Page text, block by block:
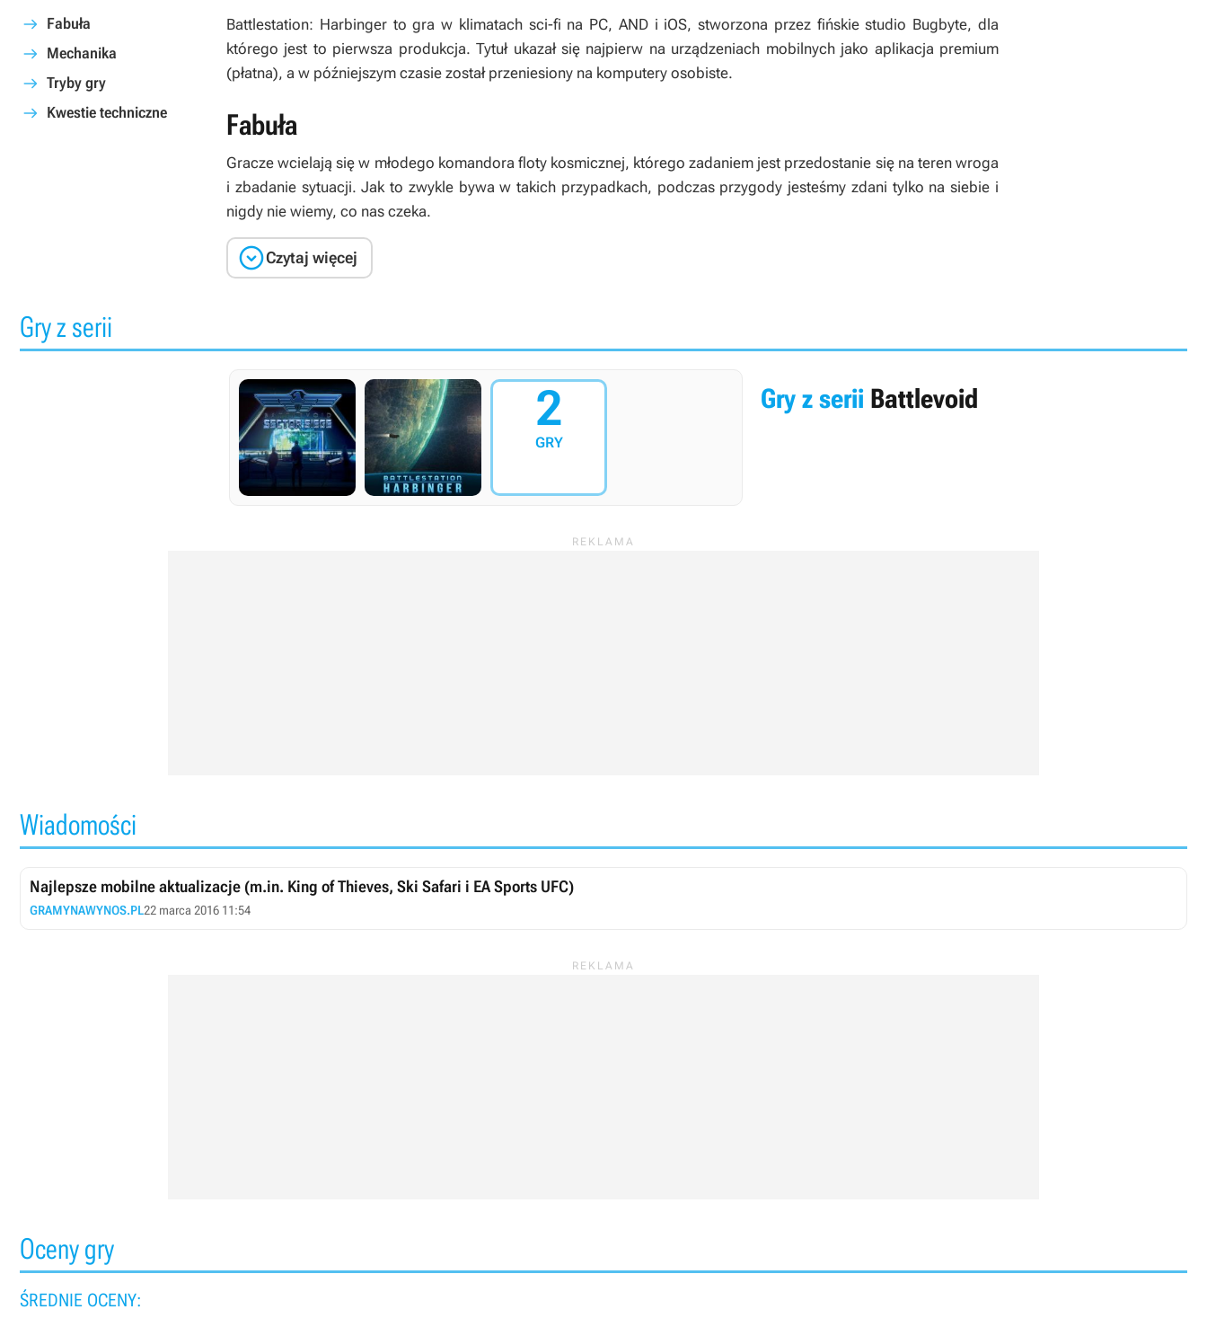
Fabuła
Mechanika
Tryby gry
Kwestie techniczne
Battlestation: Harbinger to gra w klimatach sci-fi na PC, AND i iOS, stworzona przez fińskie studio Bugbyte, dla
którego jest to pierwsza produkcja. Tytuł ukazał się najpierw na urządzeniach mobilnych jako aplikacja premium
(płatna), a w późniejszym czasie został przeniesiony na komputery osobiste.
Fabuła
Gracze wcielają się w młodego komandora floty kosmicznej, którego zadaniem jest przedostanie się na teren wroga
i zbadanie sytuacji. Jak to zwykle bywa w takich przypadkach, podczas przygody jesteśmy zdani tylko na siebie i
nigdy nie wiemy, co nas czeka.
Czytaj więcej
Gry z serii
2
GRY
Gry z serii Battlevoid
Wiadomości
Najlepsze mobilne aktualizacje (m.in. King of Thieves, Ski Safari i EA Sports UFC)
GRAMYNAWYNOS.PL22 marca 2016 11:54
Oceny gry
ŚREDNIE OCENY: